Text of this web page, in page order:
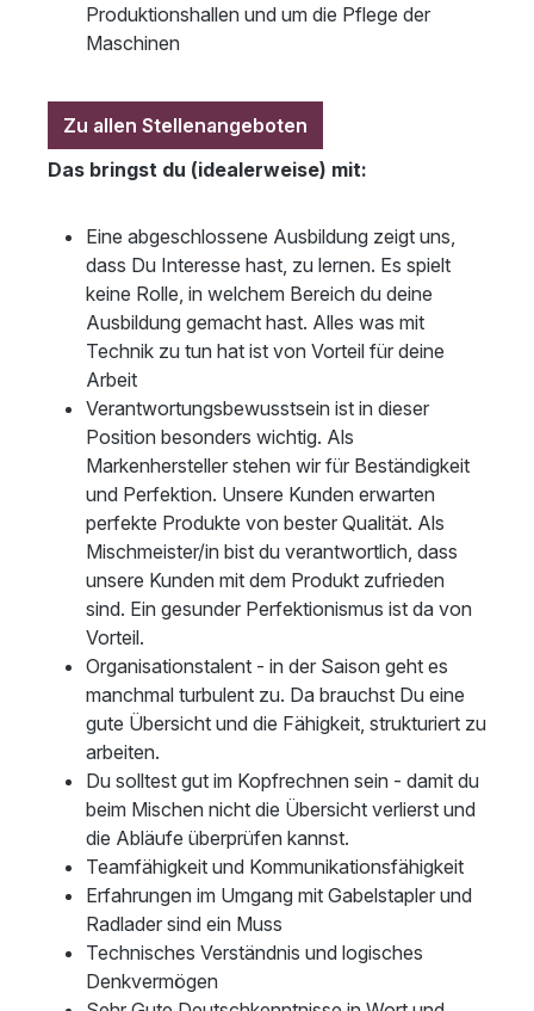
Produktionshallen und um die Pflege der
Maschinen
Zu allen Stellenangeboten
Das bringst du (idealerweise) mit:
Eine abgeschlossene Ausbildung zeigt uns,
dass Du Interesse hast, zu lernen. Es spielt
keine Rolle, in welchem Bereich du deine
Ausbildung gemacht hast. Alles was mit
Technik zu tun hat ist von Vorteil für deine
Arbeit
Verantwortungsbewusstsein ist in dieser
Position besonders wichtig. Als
Markenhersteller stehen wir für Beständigkeit
und Perfektion. Unsere Kunden erwarten
perfekte Produkte von bester Qualität. Als
Mischmeister/in bist du verantwortlich, dass
unsere Kunden mit dem Produkt zufrieden
sind. Ein gesunder Perfektionismus ist da von
Vorteil.
Organisationstalent - in der Saison geht es
manchmal turbulent zu. Da brauchst Du eine
gute Übersicht und die Fähigkeit, strukturiert zu
arbeiten.
Du solltest gut im Kopfrechnen sein - damit du
beim Mischen nicht die Übersicht verlierst und
die Abläufe überprüfen kannst.
Teamfähigkeit und Kommunikationsfähigkeit
Erfahrungen im Umgang mit Gabelstapler und
Radlader sind ein Muss
Technisches Verständnis und logisches
Denkvermögen